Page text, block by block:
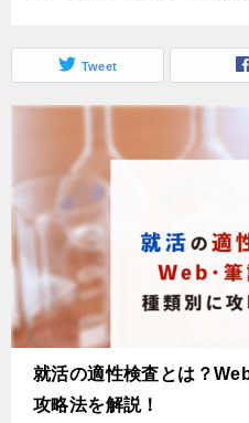
Tweet
就活の適性検査とは？
攻略法を解説！